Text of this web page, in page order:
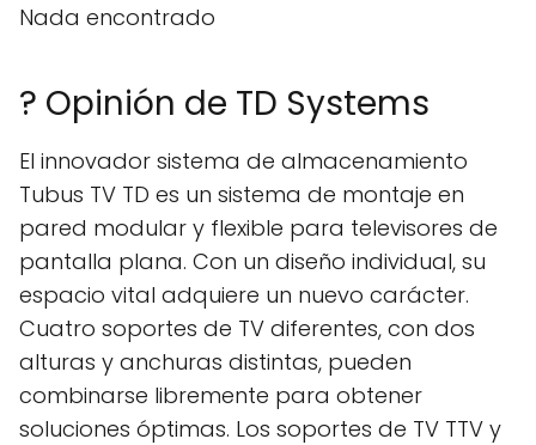
Nada encontrado
? Opinión de TD Systems
El innovador sistema de almacenamiento
Tubus TV TD es un sistema de montaje en
pared modular y flexible para televisores de
pantalla plana. Con un diseño individual, su
espacio vital adquiere un nuevo carácter.
Cuatro soportes de TV diferentes, con dos
alturas y anchuras distintas, pueden
combinarse libremente para obtener
soluciones óptimas. Los soportes de TV TTV y